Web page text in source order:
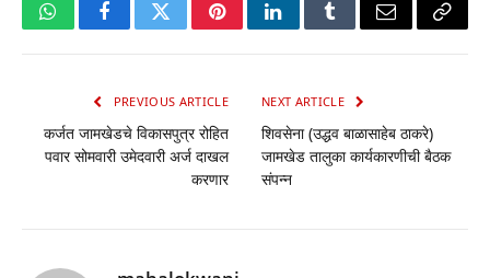
WhatsAppFacebookTwitterPinterestLinkedInTumblrEmail Copy
PREVIOUS ARTICLE
कर्जत जामखेडचे विकासपुत्र रोहित
पवार सोमवारी उमेदवारी अर्ज दाखल
करणार
NEXT ARTICLE
शिवसेना (उद्धव बाळासाहेब ठाकरे)
जामखेड तालुका कार्यकारणीची बैठक
संपन्न